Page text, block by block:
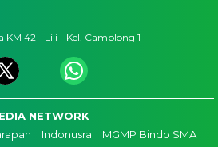
KM 42 - Lili - Kel. Camplong 1
NETWORK
Indonusra
MGMP Bindo SMA